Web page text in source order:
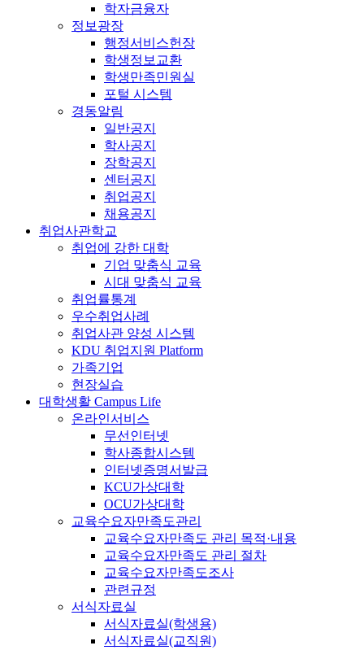
학자금융자
정보광장
행정서비스헌장
학생정보교환
학생만족민원실
포털 시스템
경동알림
일반공지
학사공지
장학공지
센터공지
취업공지
채용공지
취업사관학교
취업에 강한 대학
기업 맞춤식 교육
시대 맞춤식 교육
취업률통계
우수취업사례
취업사관 양성 시스템
KDU 취업지원 Platform
가족기업
현장실습
대학생활 Campus Life
온라인서비스
무선인터넷
학사종합시스템
인터넷증명서발급
KCU가상대학
OCU가상대학
교육수요자만족도관리
교육수요자만족도 관리 목적·내용
교육수요자만족도 관리 절차
교육수요자만족도조사
관련규정
서식자료실
서식자료실(학생용)
서식자료실(교직원)